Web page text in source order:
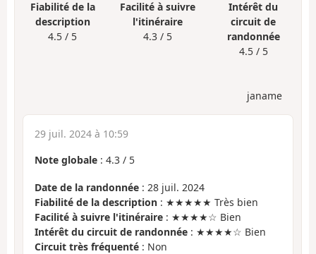
Fiabilité de la
description
4.5 / 5
Facilité à suivre
l'itinéraire
4.3 / 5
Intérêt du
circuit de
randonnée
4.5 / 5
janame
29 juil. 2024 à 10:59
Note globale : 4.3 / 5
Date de la randonnée : 28 juil. 2024
Fiabilité de la description : ★★★★★ Très bien
Facilité à suivre l'itinéraire : ★★★★☆ Bien
Intérêt du circuit de randonnée : ★★★★☆ Bien
Circuit très fréquenté : Non